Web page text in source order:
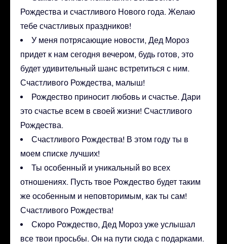
Рождества и счастливого Нового года. Желаю
тебе счастливых праздников!
У меня потрясающие новости, Дед Мороз
придет к нам сегодня вечером, будь готов, это
будет удивительный шанс встретиться с ним.
Счастливого Рождества, малыш!
Рождество приносит любовь и счастье. Дари
это счастье всем в своей жизни! Счастливого
Рождества.
Счастливого Рождества! В этом году ты в
моем списке лучших!
Ты особенный и уникальный во всех
отношениях. Пусть твое Рождество будет таким
же особенным и неповторимым, как ты сам!
Счастливого Рождества!
Скоро Рождество, Дед Мороз уже услышал
все твои просьбы. Он на пути сюда с подарками.